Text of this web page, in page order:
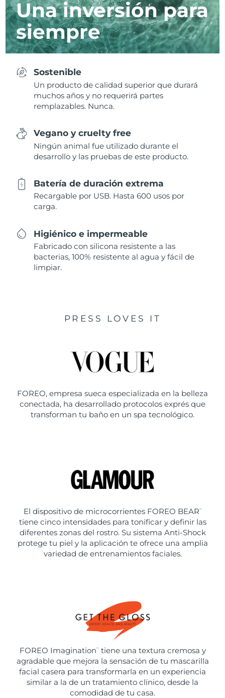
Una inversión para
siempre
Sostenible
Un producto de calidad superior que durará
muchos años y no requerirá partes
remplazables. Nunca.
Vegano y cruelty free
Ningún animal fue utilizado durante el
desarrollo y las pruebas de este producto.
Batería de duración extrema
Recargable por USB. Hasta 600 usos por
carga.
Higiénico e impermeable
Fabricado con silicona resistente a las
bacterias, 100% resistente al agua y fácil de
limpiar.
PRESS LOVES IT
FOREO, empresa sueca especializada en la belleza
conectada, ha desarrollado protocolos exprés que
transforman tu baño en un spa tecnológico.
El dispositivo de microcorrientes FOREO BEAR ™
tiene cinco intensidades para tonificar y definir las
diferentes zonas del rostro. Su sistema Anti-Shock
protege tu piel y la aplicación te ofrece una amplia
variedad de entrenamientos faciales.
FOREO Imagination ™
tiene una textura cremosa y
agradable que mejora la sensación de tu mascarilla
facial casera para transformarla en un experiencia
similar a la de un tratamiento clínico, desde la
comodidad de tu casa.